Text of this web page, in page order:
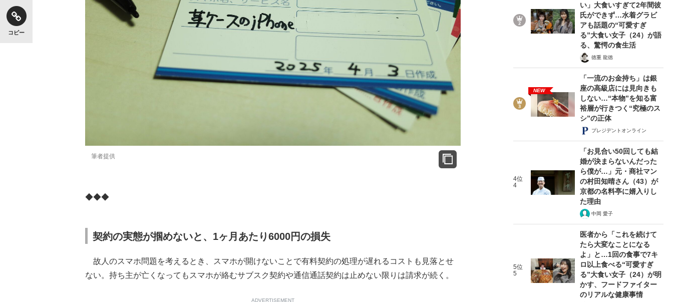
コピー
筆者提供
◆◆◆
契約の実態が掴めないと、1ヶ月あたり6000円の損失
故人のスマホ問題を考えるとき、スマホが開けないことで有料契約の処理が遅れるコストも見落とせ
ない。持ち主が亡くなってもスマホが絡むサブスク契約や通信通話契約は止めない限りは請求が続く。
ADVERTISEMENT
い」大食いすぎて2年間彼
氏ができず…水着グラビ
アも話題の“可愛すぎ
る”大食い女子（24）が語
る、驚愕の食生活
徳重 龍徳
NEW
「一流のお金持ち」は銀
座の高級店には見向きも
しない…“本物”を知る富
裕層が行きつく“究極のス
シ”の正体
プレジデントオンライン
4位
4
「お見合い50回しても結
婚が決まらないんだった
ら僕が…」元・商社マン
の村田知晴さん（43）が
京都の名料亭に婿入りし
た理由
中岡 愛子
5位
5
医者から「これを続けて
たら大変なことになる
よ」と…1回の食事で7キ
ロ以上食べる“可愛すぎ
る”大食い女子（24）が明
かす、フードファイター
のリアルな健康事情